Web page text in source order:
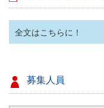
全文はこちらに！
募集人員